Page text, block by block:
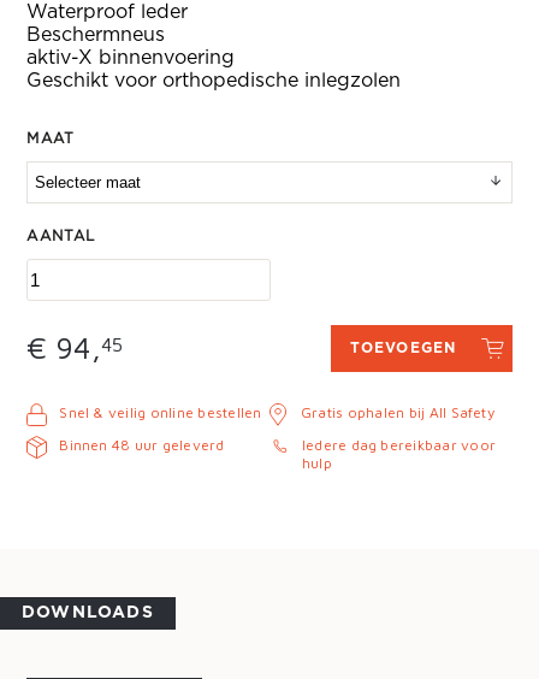
Waterproof leder
Beschermneus
aktiv-X binnenvoering
Geschikt voor orthopedische inlegzolen
MAAT
AANTAL
€ 94,45 TOEVOEGEN
Snel & veilig online bestellen
Binnen 48 uur geleverd
Gratis ophalen bij All Safety
Iedere dag bereikbaar voor
hulp
DOWNLOADS